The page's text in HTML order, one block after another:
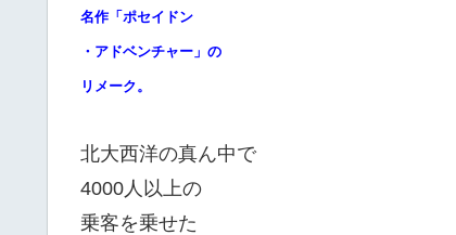
名作「ポセイドン
・アドベンチャー」の
リメーク。
北大西洋の真ん中で
4000人以上の
乗客を乗せた